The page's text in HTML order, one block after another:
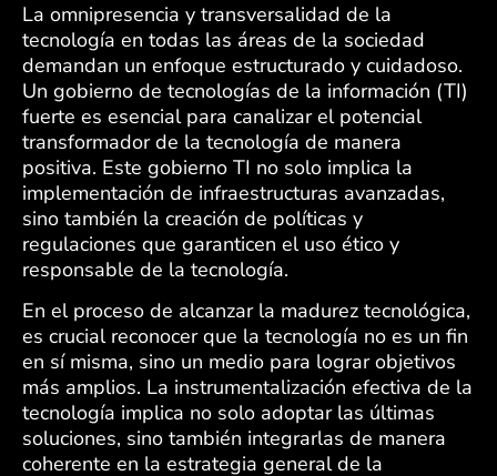
La omnipresencia y transversalidad de la
tecnología en todas las áreas de la sociedad
demandan un enfoque estructurado y cuidadoso.
Un gobierno de tecnologías de la información (TI)
fuerte es esencial para canalizar el potencial
transformador de la tecnología de manera
positiva. Este gobierno TI no solo implica la
implementación de infraestructuras avanzadas,
sino también la creación de políticas y
regulaciones que garanticen el uso ético y
responsable de la tecnología.
En el proceso de alcanzar la madurez tecnológica,
es crucial reconocer que la tecnología no es un fin
en sí misma, sino un medio para lograr objetivos
más amplios. La instrumentalización efectiva de la
tecnología implica no solo adoptar las últimas
soluciones, sino también integrarlas de manera
coherente en la estrategia general de la